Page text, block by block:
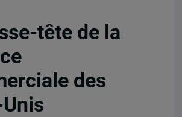
tête de la
des